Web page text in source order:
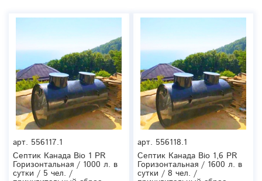
арт. 556117.1
Септик Канада Bio 1 PR
Горизонтальная / 1000 л. в
сутки / 5 чел. /
арт. 556118.1
Септик Канада Bio 1,6 PR
Горизонтальная / 1600 л. в
сутки / 8 чел. /